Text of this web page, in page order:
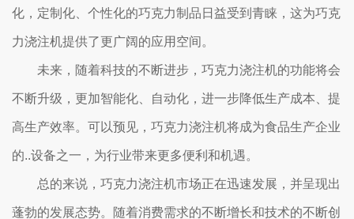
化，定制化、个性化的巧克力制品日益受到青睐，这为巧克
力浇注机提供了更广阔的应用空间。
未来，随着科技的不断进步，巧克力浇注机的功能将会
不断升级，更加智能化、自动化，进一步降低生产成本、提
高生产效率。可以预见，巧克力浇注机将成为食品生产企业
的..设备之一，为行业带来更多便利和机遇。
总的来说，巧克力浇注机市场正在迅速发展，并呈现出
蓬勃的发展态势。随着消费需求的不断增长和技术的不断创